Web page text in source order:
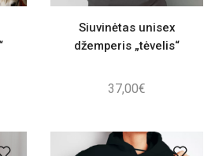
Siuvinėtas unisex
džemperis „tėvelis“
37,00€